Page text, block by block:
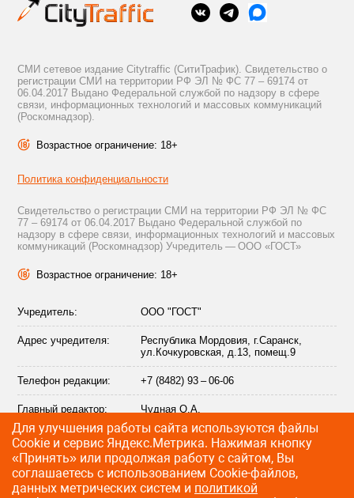
СМИ сетевое издание Citytraffic (СитиТрафик). Свидетельство о
регистрации СМИ на территории РФ ЭЛ № ФС 77 – 69174 от
06.04.2017 Выдано Федеральной службой по надзору в сфере
связи, информационных технологий и массовых коммуникаций
(Роскомнадзор).
Возрастное ограничение: 18+
Политика конфиденциальности
Свидетельство о регистрации СМИ на территории РФ ЭЛ № ФС
77 – 69174 от 06.04.2017 Выдано Федеральной службой по
надзору в сфере связи, информационных технологий и массовых
коммуникаций (Роскомнадзор) Учредитель — ООО «ГОСТ»
Возрастное ограничение: 18+
Учредитель: ООО "ГОСТ"
Адрес учредителя:
Республика Мордовия, г.Саранск,
ул.Кочкуровская, д.13, помещ.9
Телефон редакции: +7 (8482) 93 – 06-06
Главный редактор: Чудная О.А.
Адрес электронной
почты редакции:
info@citytraffic.ru
Для улучшения работы сайта используются файлы
Сookie и сервис Яндекс.Метрика. Нажимая кнопку
«Принять» или продолжая работу с сайтом, Вы
соглашаетесь с использованием Cookie-файлов,
данных метрических систем и политикой